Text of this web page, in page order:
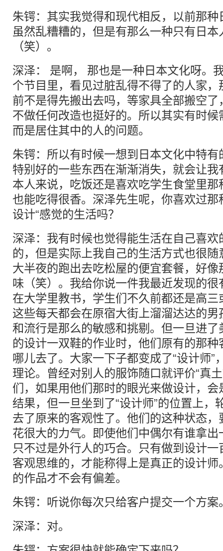
朱锷：其实我觉得和现代相反，以前那
虽然乱糟糟的，但是有那么一种只有日
（笑）。
深泽： 是啊， 那也是一种日本文化呀。
个节目里，看见过脏乱得不得了的人家
前不是得先搬出去吗，等家具全部搬空
不做任何改造也挺好的。所以其实有时
而是居住其中的人的问题。
朱锷：所以有时候一想到日本文化中特
特别好的一些东西在渐渐消失，就会让
本人来说，吃饭还是喜欢吃学生食堂里
也能吃得很香。深泽先生呢，你喜欢过那
设计“感觉的生活吗？
深泽：我有时候也觉得能生活在自己喜
的，但是实际上我自己的生活方式也很
大半夜的跑出去吃松屋的便宜套餐，好
味（笑）。我给你说一件我最近发现的
在大学里教书，学生们不久前都还是高
这些每天都会在原宿大街上溜溜达达的
和流行是那么的敏感和挑剔。但一旦进
的设计一双鞋的作业时，他们原有的那
哪儿去了。大家一下子都变成了“设计师”
理论。曾经对别人的服饰随口就评价“真
们，如果用他们那时的眼光来做设计，
结果，但一旦坐到了“设计师”的位置上，
去了原来的客观性了。他们的这种状态
花很大的力气。即使他们中偶尔有谁拿
只不过是外行人的巧合。只有做到设计
客观思维的，才能称得上是真正的设计
的作品才不会有偏差。
朱锷：听说你每次只给客户提交一个方案
深泽：对。